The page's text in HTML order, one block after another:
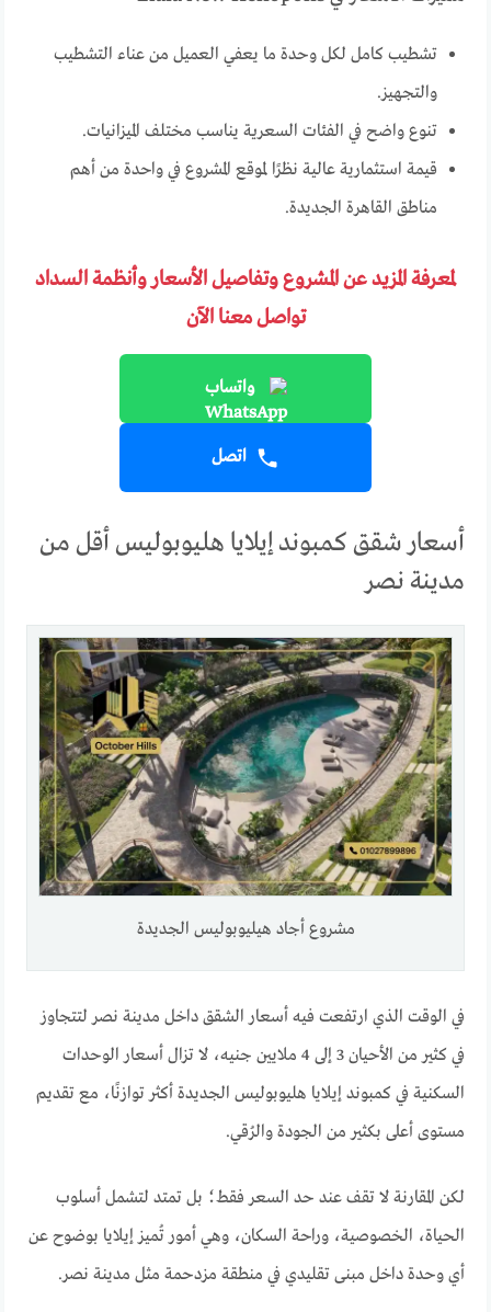
تشطيب كامل لكل وحدة ما يعفي العميل من عناء التشطيب
والتجهيز.
تنوع واضح في الفئات السعرية يناسب مختلف الميزانيات.
قيمة استثمارية عالية نظرًا لموقع المشروع في واحدة من أهم
مناطق القاهرة الجديدة.
لمعرفة المزيد عن المشروع وتفاصيل الأسعار وأنظمة السداد
تواصل معنا الآن
واتساب
اتصل
أسعار شقق كمبوند إيلايا هليوبوليس أقل من
مدينة نصر
مشروع أجاد هيليوبوليس الجديدة
في الوقت الذي ارتفعت فيه أسعار الشقق داخل مدينة نصر لتتجاوز
في كثير من الأحيان 3 إلى 4 ملايين جنيه، لا تزال أسعار الوحدات
السكنية في كمبوند إيلايا هليوبوليس الجديدة أكثر توازنًا، مع تقديم
مستوى أعلى بكثير من الجودة والرُقي.
لكن المقارنة لا تقف عند حد السعر فقط؛ بل تمتد لتشمل أسلوب
الحياة، الخصوصية، وراحة السكان، وهي أمور تُميز إيلايا بوضوح عن
أي وحدة داخل مبنى تقليدي في منطقة مزدحمة مثل مدينة نصر.